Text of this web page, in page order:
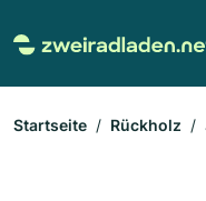
Startseite Rückholz